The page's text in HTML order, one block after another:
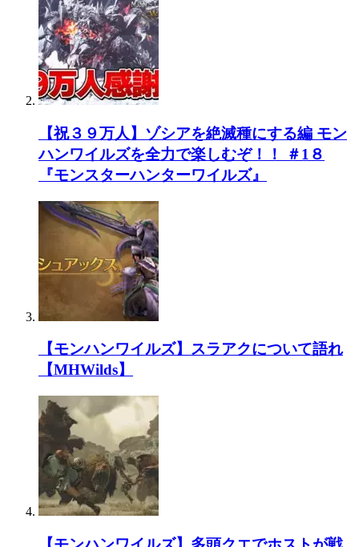
【祝３９万人】ゾシアを絶滅種にする編 モン
ハンワイルズを全力で楽しむぞ！！ ＃1８
『モンスターハンターワイルズ』
【モンハンワイルズ】スラアクについて語れ
【MHWilds】